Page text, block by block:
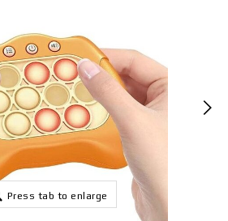
Press tab to enlarge